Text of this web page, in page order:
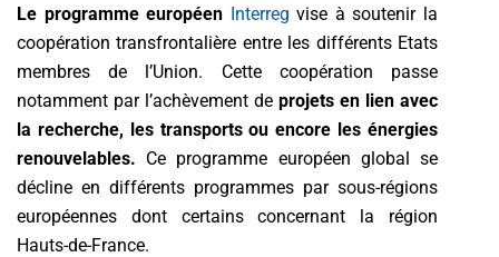
Le programme européen Interreg vise à soutenir la
coopération transfrontalière entre les différents Etats
membres de l’Union. Cette coopération passe
notamment par l’achèvement de projets en lien avec
la recherche, les transports ou encore les énergies
renouvelables. Ce programme européen global se
décline en différents programmes par sous-régions
européennes dont certains concernant la région
Hauts-de-France.